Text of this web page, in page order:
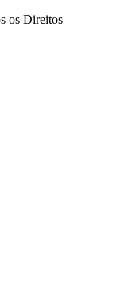
os Direitos